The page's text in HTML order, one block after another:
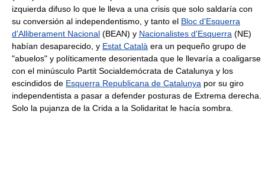
izquierda difuso lo que le lleva a una crisis que solo saldaría con
su conversión al independentismo, y tanto el Bloc d'Esquerra
d'Alliberament Nacional (BEAN) y Nacionalistes d'Esquerra (NE)
habían desaparecido, y Estat Català era un pequeño grupo de
"abuelos" y políticamente desorientada que le llevaría a coaligarse
con el minúsculo Partit Socialdemócrata de Catalunya y los
escindidos de Esquerra Republicana de Catalunya por su giro
independentista a pasar a defender posturas de Extrema derecha.
Solo la pujanza de la Crida a la Solidaritat le hacía sombra.